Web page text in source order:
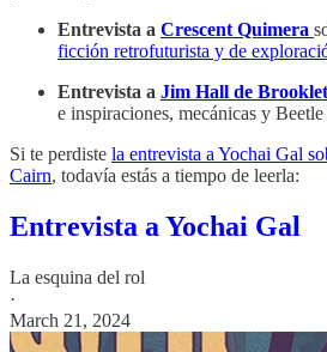
Entrevista a Crescent Quimera
ficción retrofuturista y de
Entrevista a Jim Hall de
e inspiraciones, mecánicas y
Si te perdiste la entrevista a Yochai Gal
Cairn, todavía estás a tiempo de leerla:
Entrevista a Yochai Gal
La esquina del rol
·
March 21, 2024